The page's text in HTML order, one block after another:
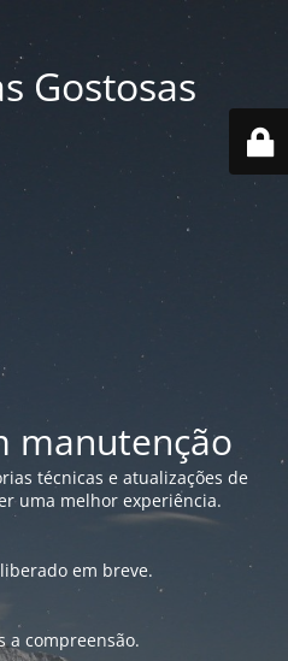
Gostosas
manutenção
técnicas e atualizações de
uma melhor experiência.
em breve.
a compreensão.